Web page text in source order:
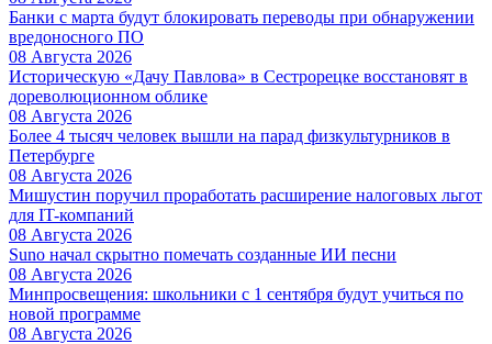
Банки с марта будут блокировать переводы при обнаружении
вредоносного ПО
08 Августа 2026
Историческую «Дачу Павлова» в Сестрорецке восстановят в
дореволюционном облике
08 Августа 2026
Более 4 тысяч человек вышли на парад физкультурников в
Петербурге
08 Августа 2026
Мишустин поручил проработать расширение налоговых льгот
для IT-компаний
08 Августа 2026
Suno начал скрытно помечать созданные ИИ песни
08 Августа 2026
Минпросвещения: школьники с 1 сентября будут учиться по
новой программе
08 Августа 2026